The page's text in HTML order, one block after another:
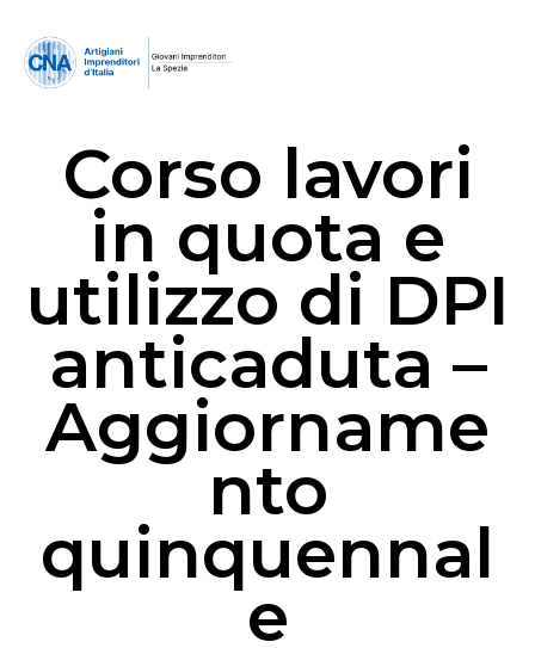
Corso lavori
in quota e
utilizzo di DPI
anticaduta –
Aggiorname
nto
quinquennal
e